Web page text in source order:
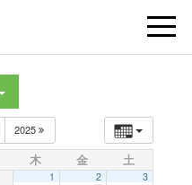
t
2025
木 金 土
1 2 3